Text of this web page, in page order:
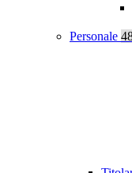
Personale